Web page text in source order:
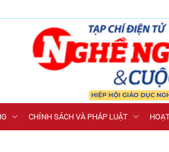
CHÍNH SÁCH VÀ PHÁP LUẬT